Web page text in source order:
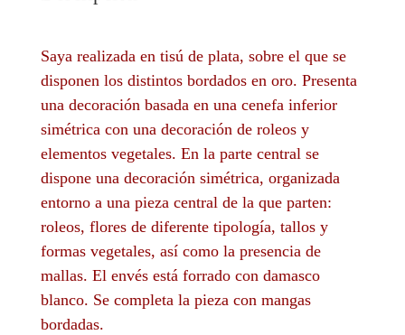
Saya realizada en tisú de plata, sobre el que se
disponen los distintos bordados en oro. Presenta
una decoración basada en una cenefa inferior
simétrica con una decoración de roleos y
elementos vegetales. En la parte central se
dispone una decoración simétrica, organizada
entorno a una pieza central de la que parten:
roleos, flores de diferente tipología, tallos y
formas vegetales, así como la presencia de
mallas. El envés está forrado con damasco
blanco. Se completa la pieza con mangas
bordadas.